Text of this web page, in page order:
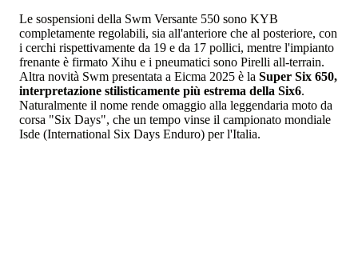
Le sospensioni della Swm Versante 550 sono KYB
completamente regolabili, sia all'anteriore che al posteriore, con
i cerchi rispettivamente da 19 e da 17 pollici, mentre l'impianto
frenante è firmato Xihu e i pneumatici sono Pirelli all-terrain.
Altra novità Swm presentata a Eicma 2025 è la Super Six 650,
interpretazione stilisticamente più estrema della Six6.
Naturalmente il nome rende omaggio alla leggendaria moto da
corsa "Six Days", che un tempo vinse il campionato mondiale
Isde (International Six Days Enduro) per l'Italia.